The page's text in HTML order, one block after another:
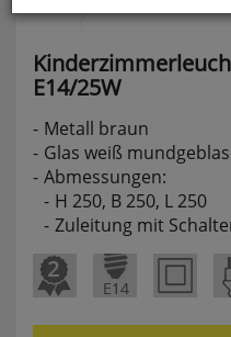
E14/25W
Metall braun
Glas weiß
Abmessungen:
H 250, B 250, L 250
Zuleitung mit
Essenziell
websale_ac
Diese Cookies sind
Shops.